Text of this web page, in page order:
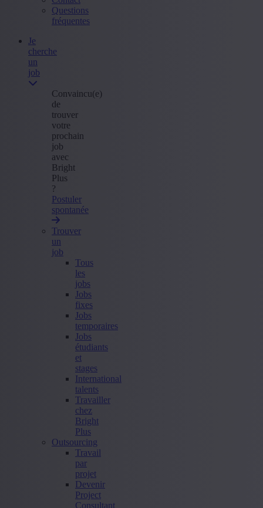
Questions
fréquentes
Je
cherche
un
job
Convaincu(e)
de
trouver
votre
prochain
job
avec
Bright
Plus
?
Postuler
spontanée
Trouver
un
job
Tous
les
jobs
Jobs
fixes
Jobs
temporaires
Jobs
étudiants
et
stages
International
talents
Travailler
chez
Bright
Plus
Outsourcing
Travail
par
projet
Devenir
Project
Consultant